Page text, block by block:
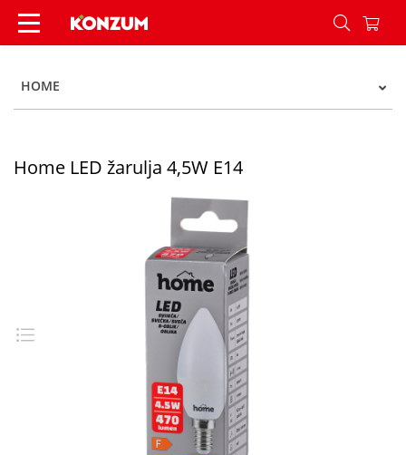
Home LED žarulja 4,5W E14 - Konzum
HOME
Home LED žarulja 4,5W E14